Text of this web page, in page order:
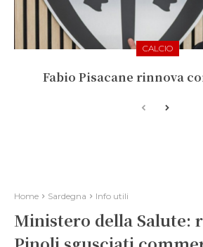
CALCIO
Fabio Pisacane rinnova